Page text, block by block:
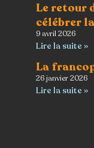
Le retour
célébrer
9 avril 2026
Lire la suite »
La
26 janvier 2026
Lire la suite »